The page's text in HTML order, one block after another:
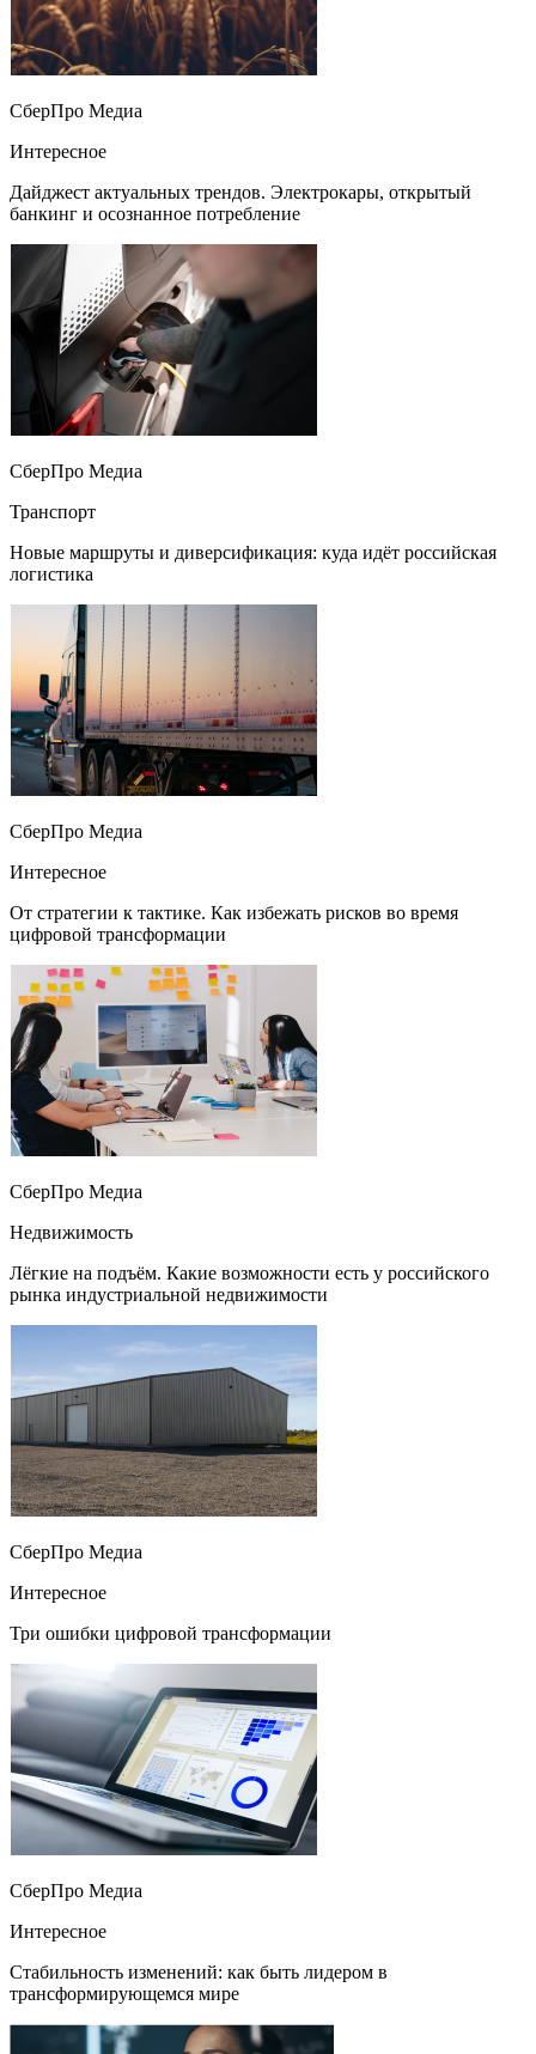
СберПро Медиа
Интересное
Дайджест актуальных трендов. Электрокары, открытый
банкинг и осознанное потребление
СберПро Медиа
Транспорт
Новые маршруты и диверсификация: куда идёт российская
логистика
СберПро Медиа
Интересное
От стратегии к тактике. Как избежать рисков во время
цифровой трансформации
СберПро Медиа
Недвижимость
Лёгкие на подъём. Какие возможности есть у российского
рынка индустриальной недвижимости
СберПро Медиа
Интересное
Три ошибки цифровой трансформации
СберПро Медиа
Интересное
Стабильность изменений: как быть лидером в
трансформирующемся мире